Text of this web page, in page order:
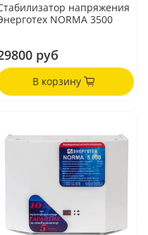
напряжения
NORMA 3500
руб
В корзину